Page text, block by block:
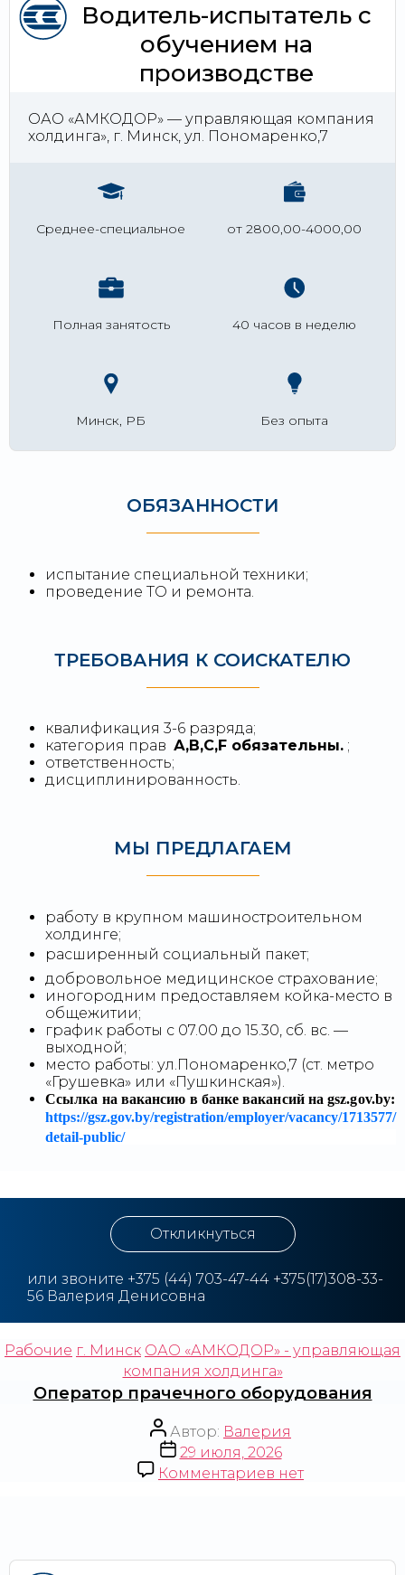
Водитель-испытатель с
обучением на
производстве
ОАО «АМКОДОР» — управляющая компания
холдинга», г. Минск, ул. Пономаренко,7
Среднее-специальное от 2800,00-4000,00
Полная занятость 40 часов в неделю
Минск, РБ Без опыта
ОБЯЗАННОСТИ
испытание специальной техники;
проведение ТО и ремонта.
ТРЕБОВАНИЯ К СОИСКАТЕЛЮ
квалификация 3-6 разряда;
категория прав А,В,С,F обязательны. ;
ответственность;
дисциплинированность.
МЫ ПРЕДЛАГАЕМ
работу в крупном машиностроительном
холдинге;
расширенный социальный пакет;
добровольное медицинское страхование;
иногородним предоставляем койка-место в
общежитии;
график работы с 07.00 до 15.30, сб. вс. —
выходной;
место работы: ул.Пономаренко,7 (ст. метро
«Грушевка» или «Пушкинская»).
Ссылка на вакансию в банке вакансий на gsz.gov.⁣by:
https://gsz.gov.by/registration/employer/vacancy/1713577/
detail-public/
Откликнуться
или звоните +375 (44) 703-47-44 +375(17)308-33-
56 Валерия Денисовна
Рабочие г. Минск ОАО «АМКОДОР» - управляющая
компания холдинга»
Оператор прачечного оборудования
Автор: Валерия
29 июля, 2026
Комментариев нет